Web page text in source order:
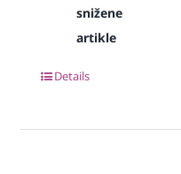
snižene
artikle
Details